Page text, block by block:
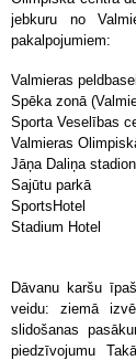
jebkuru no
pakalpojumiem:
Valmieras
Spēka zonā
Sporta Veselības
Valmieras
Jāņa Daliņa
Sajūtu parkā
SportsHotel
Stadium Hotel
Dāvanu karšu
veidu: ziemā
slidošanas
piedzīvojumu